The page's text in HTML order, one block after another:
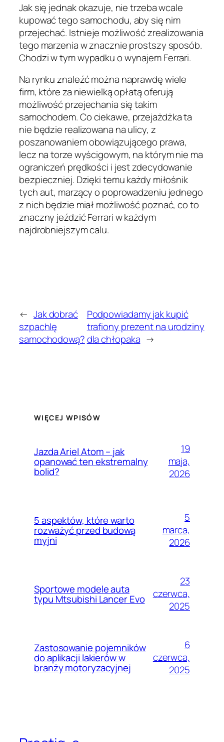
Jak się jednak okazuje, nie trzeba wcale
kupować tego samochodu, aby się nim
przejechać. Istnieje możliwość zrealizowania
tego marzenia w znacznie prostszy sposób.
Chodzi w tym wypadku o wynajem Ferrari.
Na rynku znaleźć można naprawdę wiele
firm, które za niewielką opłatą oferują
możliwość przejechania się takim
samochodem. Co ciekawe, przejażdżka ta
nie będzie realizowana na ulicy, z
poszanowaniem obowiązującego prawa,
lecz na torze wyścigowym, na którym nie ma
ograniczeń prędkości i jest zdecydowanie
bezpieczniej. Dzięki temu każdy miłośnik
tych aut, marzący o poprowadzeniu jednego
z nich będzie miał możliwość poznać, co to
znaczny jeździć Ferrari w każdym
najdrobniejszym calu.
← Jak dobrać
szpachlę
samochodową?
Podpowiadamy jak kupić
trafiony prezent na urodziny
dla chłopaka →
WIĘCEJ WPISÓW
Jazda Ariel Atom – jak
opanować ten ekstremalny
bolid?
19
maja,
2026
5 aspektów, które warto
rozważyć przed budową
myjni
5
marca,
2026
Sportowe modele auta
typu Mtsubishi Lancer Evo
23
czerwca,
2025
Zastosowanie pojemników
do aplikacji lakierów w
branży motoryzacyjnej
6
czerwca,
2025